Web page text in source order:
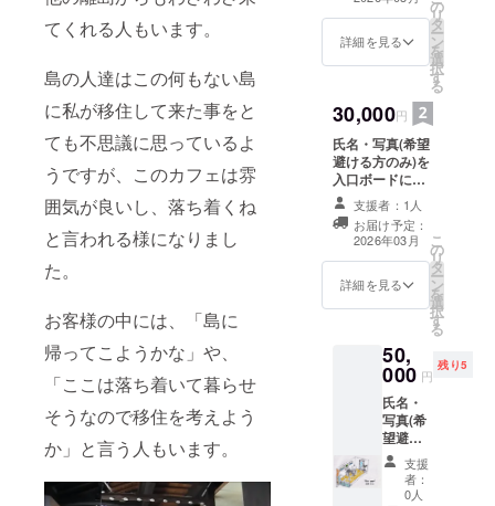
てくれる人もいます。
島の人達はこの何もない島
に私が移住して来た事をと
ても不思議に思っているよ
うですが、このカフェは雰
囲気が良いし、落ち着くね
と言われる様になりまし
た。
お客様の中には、「島に
帰ってこようかな」や、
「ここは落ち着いて暮らせ
そうなので移住を考えよう
か」と言う人もいます。
(サイズ
未定)を
作成し
注意事
項：支
援時、
必ず備
考欄に
掲載を
希望さ
れるお
名前を
くださ
い 島の
詰め合
わせ
・名称
紅マド
ンナ・
せと
か・勘
平等の
詰め合
3事業が存続する
限り掲載
・掲
・注
意事項：支援
時、必ず備考欄
に掲載を希望さ
れるお名前をご
記入ください
アトリエ
を使用して製作
した作品を施設
ます。 1.島の特
産の柑橘類詰め
とか・勘平等の
詰め合わせ ・内
容量 約2kg
※ 愛媛県
産、保存方法、
消費期限もしく
は賞味期限等は
お届けのリター
詳細を見る
の
リ
タ
ー
ン
を
選
択
す
る
30,000円
氏名・写真(希望
避ける方のみ)を
入口ボードに掲
示します
・掲
載期間：2026年
3事業が存続する
限り掲載
・掲
・注
意事項：支援
時、必ず備考欄
に掲載を希望さ
れるお名前をご
記入ください
アトリエ
を使用して製作
した作品を施設
支援者：1人
お届け予定：
2026年03月
詳細を見る
こ
の
リ
タ
ー
ン
を
選
択
す
る
50,
000 円
残り5
氏名・
写真(希
望避け
る方の
み)を入
口ボー
支援
者：
0人